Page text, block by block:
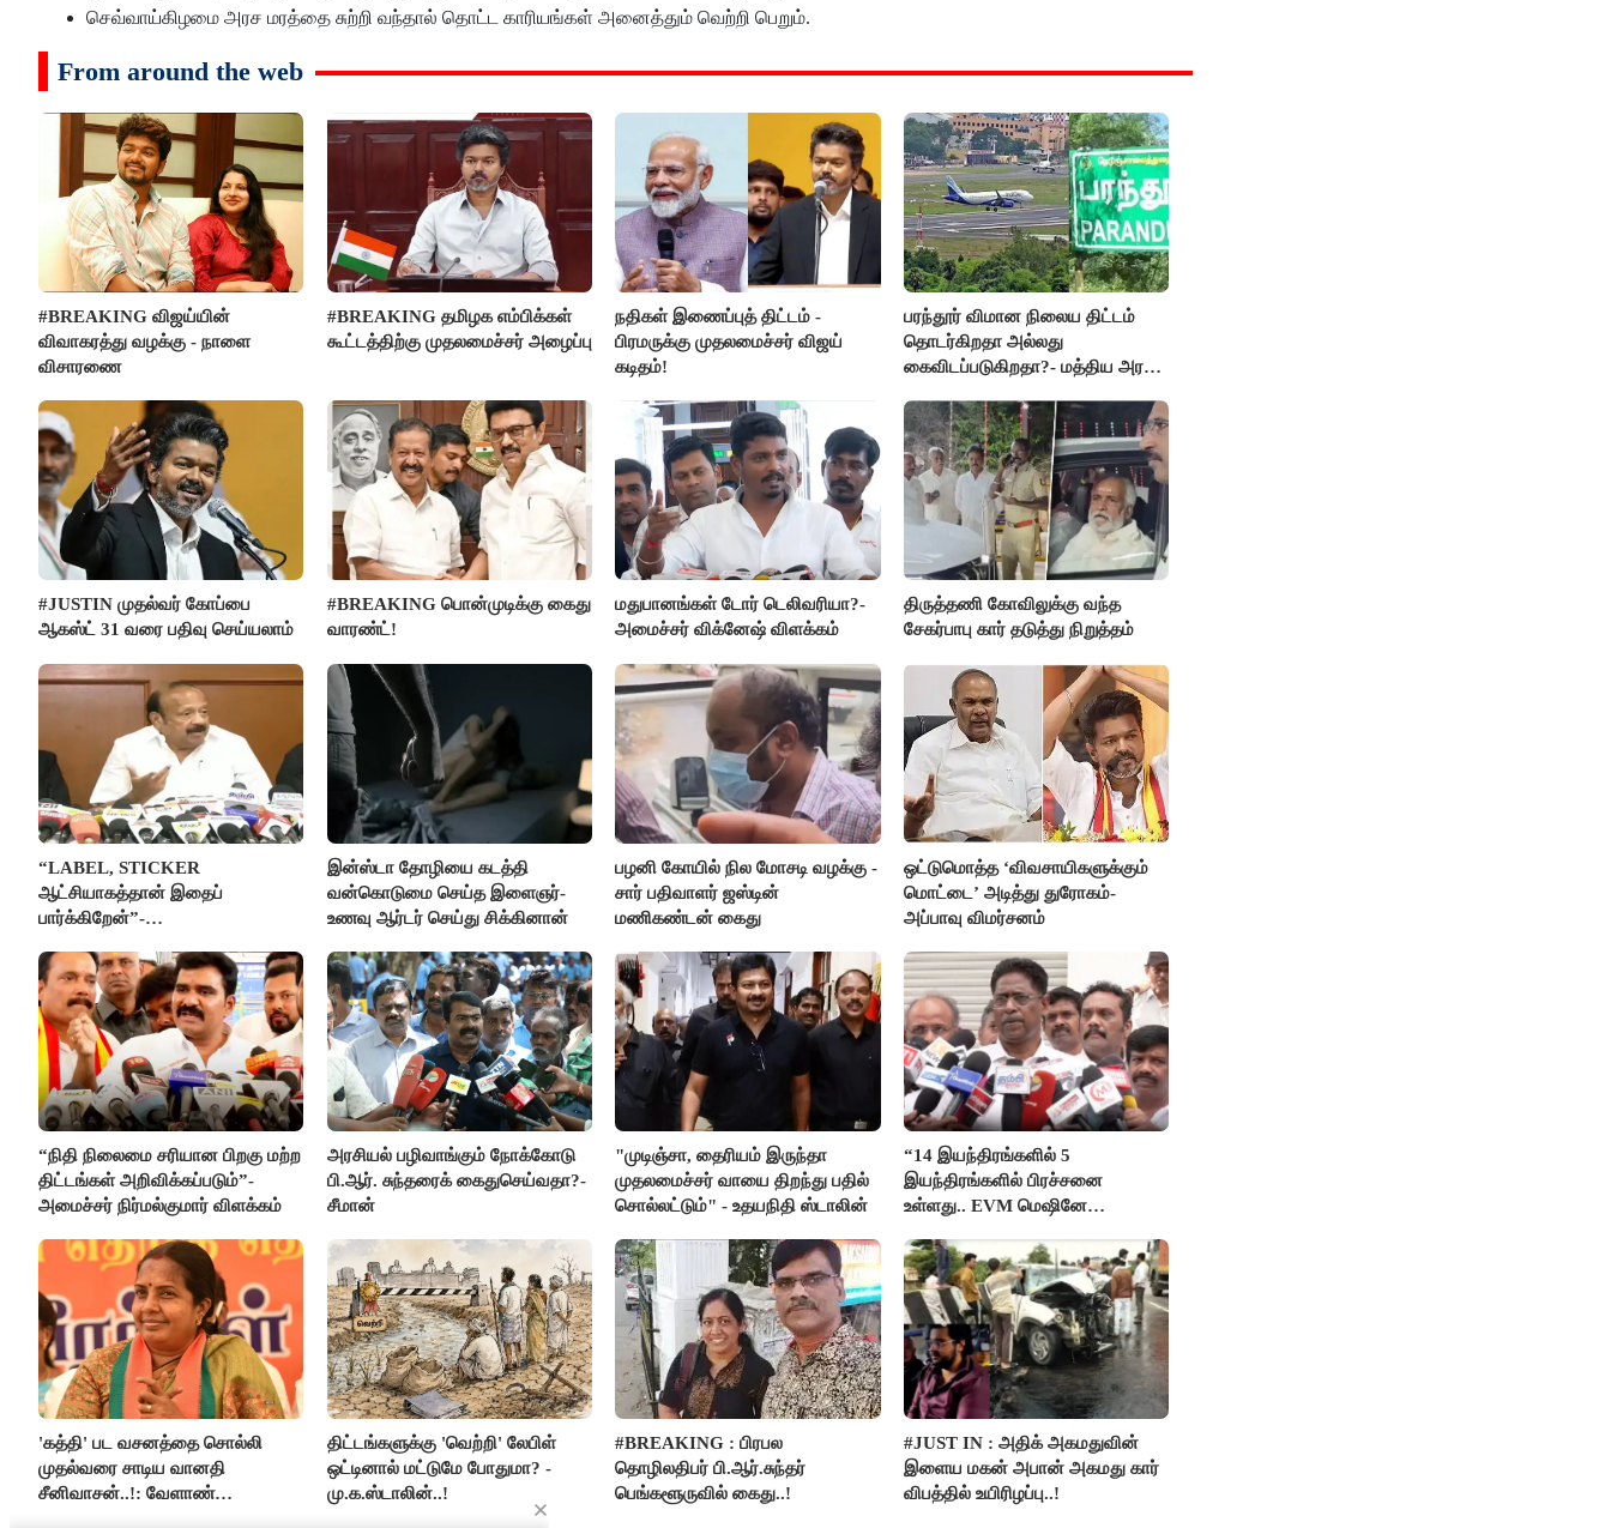
செவ்வாய்கிழமை அரச மரத்தை சுற்றி வந்தால் தொட்ட காரியங்கள் அனைத்தும் வெற்றி பெறும்.
From around the web
#BREAKING விஜய்யின்
விவாகரத்து வழக்கு - நாளை
விசாரணை
#BREAKING தமிழக எம்பிக்கள்
கூட்டத்திற்கு முதலமைச்சர் அழைப்பு
நதிகள் இணைப்புத் திட்டம் -
பிரமருக்கு முதலமைச்சர் விஜய்
கடிதம்!
பரந்தூர் விமான நிலைய திட்டம்
தொடர்கிறதா அல்லது
கைவிடப்படுகிறதா?- மத்திய அரசு
#JUSTIN முதல்வர் கோப்பை
ஆகஸ்ட் 31 வரை பதிவு செய்யலாம்
#BREAKING பொன்முடிக்கு கைது
வாரண்ட்!
மதுபானங்கள் டோர் டெலிவரியா?-
அமைச்சர் விக்னேஷ் விளக்கம்
திருத்தணி கோவிலுக்கு வந்த
சேகர்பாபு கார் தடுத்து நிறுத்தம்
“LABEL, STICKER
ஆட்சியாகத்தான் இதைப்
பார்க்கிறேன்”-
இன்ஸ்டா தோழியை கடத்தி
வன்கொடுமை செய்த இளைஞர்-
உணவு ஆர்டர் செய்து சிக்கினான்
பழனி கோயில் நில மோசடி வழக்கு -
சார் பதிவாளர் ஜஸ்டின்
மணிகண்டன் கைது
ஒட்டுமொத்த ‘விவசாயிகளுக்கும்
மொட்டை’ அடித்து துரோகம்-
அப்பாவு விமர்சனம்
“நிதி நிலைமை சரியான பிறகு மற்ற
திட்டங்கள் அறிவிக்கப்படும்”-
அமைச்சர் நிர்மல்குமார் விளக்கம்
அரசியல் பழிவாங்கும் நோக்கோடு
பி.ஆர். சுந்தரைக் கைதுசெய்வதா?-
சீமான்
"முடிஞ்சா, தைரியம் இருந்தா
முதலமைச்சர் வாயை திறந்து பதில்
சொல்லட்டும்" - உதயநிதி ஸ்டாலின்
“14 இயந்திரங்களில் 5
இயந்திரங்களில் பிரச்சனை
உள்ளது.. EVM மெஷினே
இளங்கோ
'கத்தி' பட வசனத்தை சொல்லி
முதல்வரை சாடிய வானதி
சீனிவாசன்..!: வேளாண்
திட்டங்களுக்கு 'வெற்றி' லேபிள்
ஒட்டினால் மட்டுமே போதுமா? -
மு.க.ஸ்டாலின்..!
#BREAKING : பிரபல
தொழிலதிபர் பி.ஆர்.சுந்தர்
பெங்களூருவில் கைது..!
#JUST IN : அதிக் அகமதுவின்
இளைய மகன் அபான் அகமது கார்
விபத்தில் உயிரிழப்பு..!